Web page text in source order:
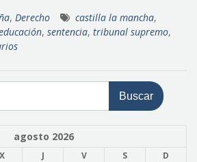
, Derecho castilla la mancha,
, sentencia, tribunal supremo,
agosto 2026
X J V S
D